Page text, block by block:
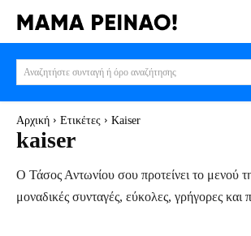
Αναζητήστε συνταγή ή όρο αναζήτησης
Αρχική Ετικέτες Kaiser
kaiser
Ο Τάσος Αντωνίου σου προτείνει το μενού
μοναδικές συνταγές, εύκολες, γρήγορες και